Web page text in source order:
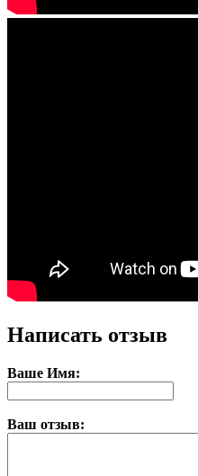
Написать отзыв
Ваше Имя:
Ваш отзыв: